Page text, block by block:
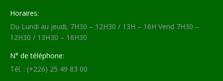
Horaires:
Du Lundi au jeudi, 7H30 – 12H30 / 13H – 16H Vend 7H30 –
12H30 / 13H30 – 16H30
N° de téléphone:
Tél. : (+226) 25 49 83 00